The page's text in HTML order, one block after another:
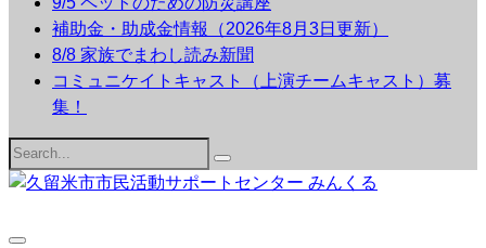
補助金・助成金情報（2026年8月3日更新）
8/8 家族でまわし読み新聞
コミュニケイトキャスト（上演チームキャスト）募
集！
Search
for: